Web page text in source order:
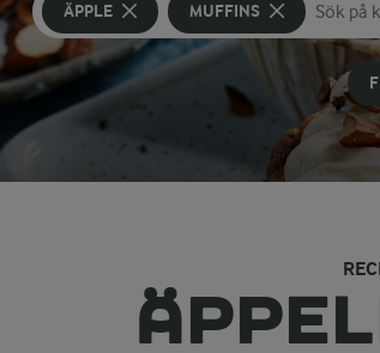
ÄPPLE MUFFINS
Sök på
Skriv in